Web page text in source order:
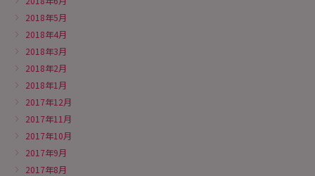
2018年5月
2018年4月
2018年3月
2018年2月
2018年1月
2017年12月
2017年11月
2017年10月
2017年9月
2017年8月